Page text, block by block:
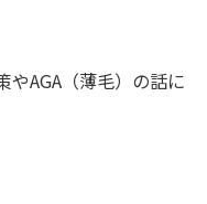
やAGA（薄毛）の話に